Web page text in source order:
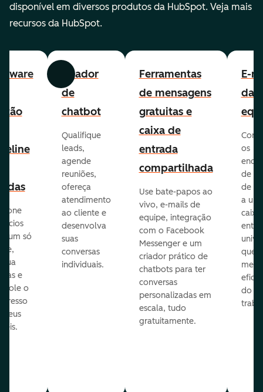
disponível em diversos produtos da HubSpot. Veja mais
recursos da HubSpot.
Anterior Avançar
um só
e
o
seus
Criador
de
chatbot
Qualifique
leads,
agende
reuniões,
ofereça
atendimento
ao cliente e
desenvolva
suas
conversas
individuais.
Ferramentas
de mensagens
gratuitas e
caixa de
entrada
compartilhada
Use bate-papos ao
vivo, e-mails de
equipe, integração
com o Facebook
Messenger e um
criador prático de
chatbots para ter
conversas
personalizadas em
escala, tudo
gratuitamente.
E-
da
os
de
de
a
caixa
que
do